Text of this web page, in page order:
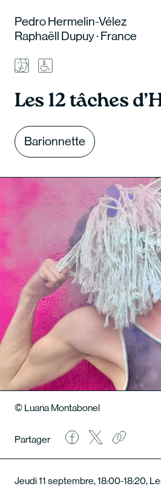
Pedro Hermelin-Vélez
Raphaëll Dupuy · France
Les 12 tâches
Barionnette
© Luana Montabonel
Partager
Jeudi 11 septembre, 18:00-18:20,